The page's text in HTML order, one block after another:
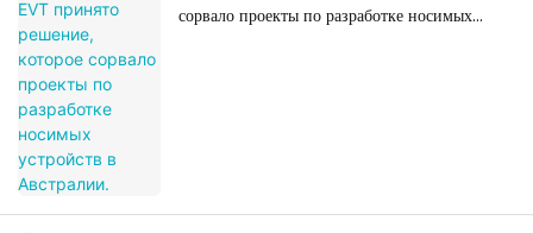
сорвало проекты по разработке носимых